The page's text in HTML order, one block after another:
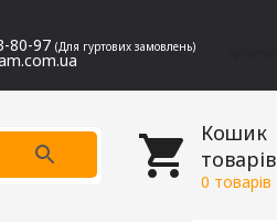
80-97 (Для гуртових замовлень)
Кошик
товарів
0 товарів